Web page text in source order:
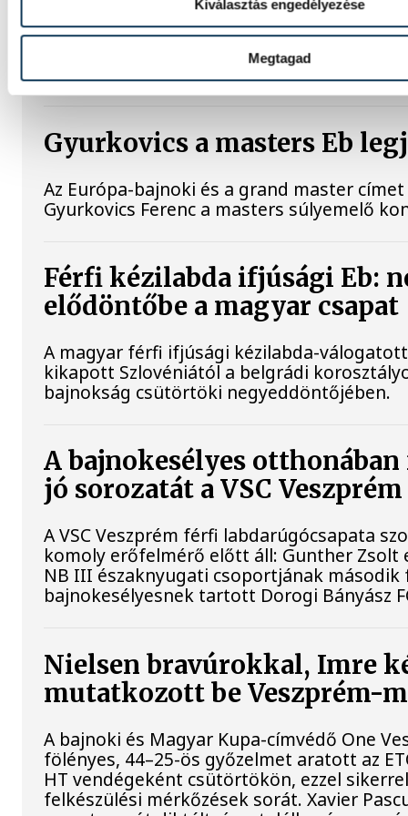
Kiválasztás engedélyezése
Megtagad
Betlehem Dávid aranyérmet nyert
úszók 3 kilométeres kieséses
Európa-bajnokságon. Rasovszky Kristóf
lett.
Gyurkovics a masters Eb
Az Európa-bajnoki és a grand master
Gyurkovics Ferenc a masters súlyemelő
Férfi kézilabda ifjúsági Eb:
elődöntőbe a magyar csapat
A magyar férfi ifjúsági kézilabda-
kikapott Szlovéniától a belgrádi
bajnokság csütörtöki negyeddöntőjében.
A bajnokesélyes
jó sorozatát a VSC Veszprém
A VSC Veszprém férfi labdarúgócsapata
komoly erőfelmérő előtt áll: Gunther Zsolt
NB III északnyugati csoportjának
bajnokesélyesnek tartott Dorogi Bányász
Nielsen bravúrokkal, Imre
mutatkozott be Veszprém-
A bajnoki és Magyar Kupa-címvédő One
fölényes, 44–25-ös győzelmet aratott az
HT vendégeként csütörtökön, ezzel
felkészülési mérkőzések sorát. Xavier